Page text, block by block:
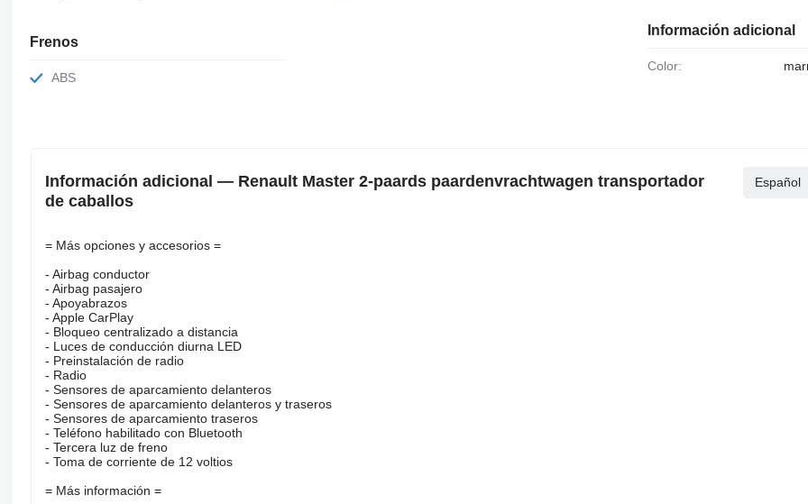
Frenos
ABS
Información adicional
Color:
Información adicional — Renault Master 2-paards paardenvrachtwagen transportador
de caballos
Español
= Más opciones y accesorios =
- Airbag conductor
- Airbag pasajero
- Apoyabrazos
- Apple CarPlay
- Bloqueo centralizado a distancia
- Luces de conducción diurna LED
- Preinstalación de radio
- Radio
- Sensores de aparcamiento delanteros
- Sensores de aparcamiento delanteros y traseros
- Sensores de aparcamiento traseros
- Teléfono habilitado con Bluetooth
- Tercera luz de freno
- Toma de corriente de 12 voltios
= Más información =